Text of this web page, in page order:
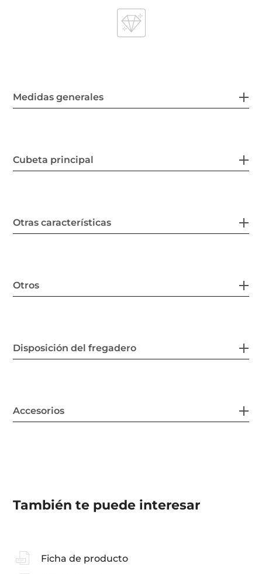
Medidas generales
Cubeta principal
Otras características
Otros
Disposición del fregadero
Accesorios
También te puede interesar
Ficha de producto